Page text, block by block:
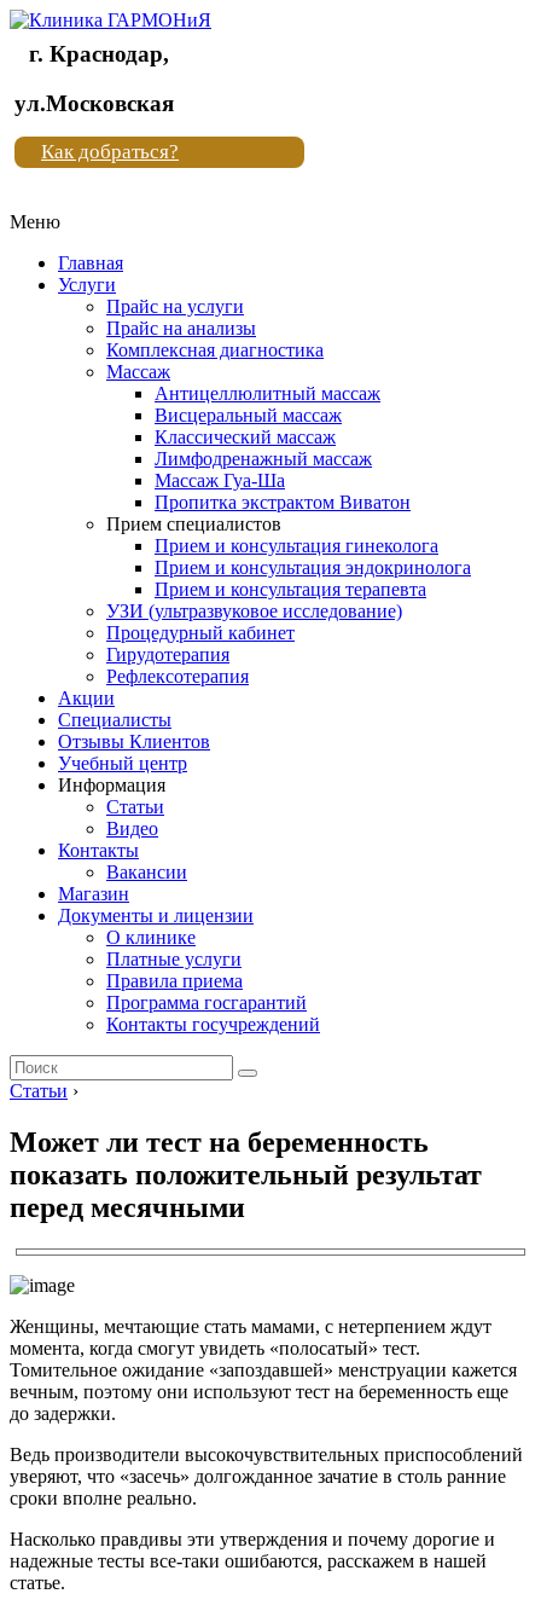
Клиника
"Новая
жизнь"
Клиника
жизнь"
г. Краснодар,
ул.Московская
Как добраться?
Меню
Главная
Услуги
Прайс на услуги
Прайс на анализы
Комплексная диагностика
Массаж
Антицеллюлитный массаж
Висцеральный массаж
Классический массаж
Лимфодренажный массаж
Массаж Гуа-Ша
Пропитка экстрактом Виватон
Прием специалистов
Прием и консультация гинеколога
Прием и консультация эндокринолога
Прием и консультация терапевта
УЗИ (ультразвуковое исследование)
Процедурный кабинет
Гирудотерапия
Рефлексотерапия
Акции
Специалисты
Отзывы Клиентов
Учебный центр
Информация
Статьи
Видео
Контакты
Вакансии
Магазин
Документы и лицензии
О клинике
Платные услуги
Правила приема
Программа госгарантий
Контакты госучреждений
Статьи ›
Может ли тест на беременность
показать положительный результат
перед месячными
Женщины, мечтающие стать мамами, с нетерпением ждут
момента, когда смогут увидеть «полосатый» тест.
Томительное ожидание «запоздавшей» менструации кажется
вечным, поэтому они используют тест на беременность еще
до задержки.
Ведь производители высокочувствительных приспособлений
уверяют, что «засечь» долгожданное зачатие в столь ранние
сроки вполне реально.
Насколько правдивы эти утверждения и почему дорогие и
надежные тесты все-таки ошибаются, расскажем в нашей
статье.